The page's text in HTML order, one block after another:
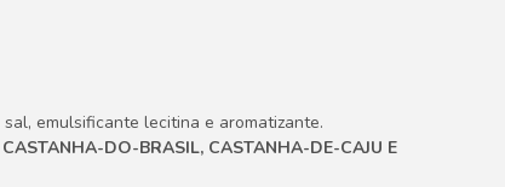
emulsificante lecitina e aromatizante.
DO-BRASIL, CASTANHA-DE-CAJU E